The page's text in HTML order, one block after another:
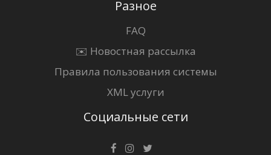
Разное
FAQ
✉️ Новостная рассылка
Правила пользования системы
XML услуги
Социальные сети